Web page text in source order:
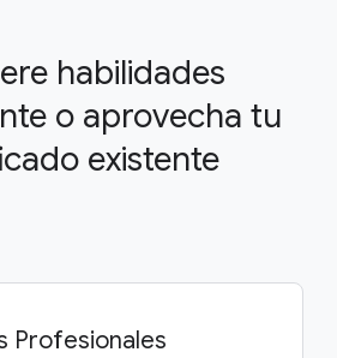
habilidades
o aprovecha tu
existente
Profesionales